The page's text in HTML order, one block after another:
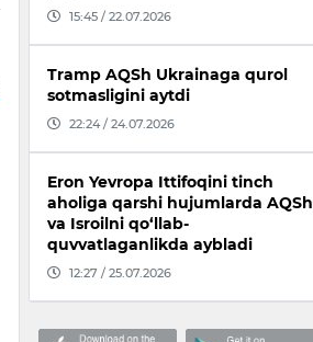
15:45 / 22.07.2026
Tramp AQSh Ukrainaga qurol
sotmasligini aytdi
22:24 / 24.07.2026
Eron Yevropa Ittifoqini tinch
aholiga qarshi hujumlarda AQSh
va Isroilni qo‘llab-
quvvatlaganlikda aybladi
12:27 / 25.07.2026